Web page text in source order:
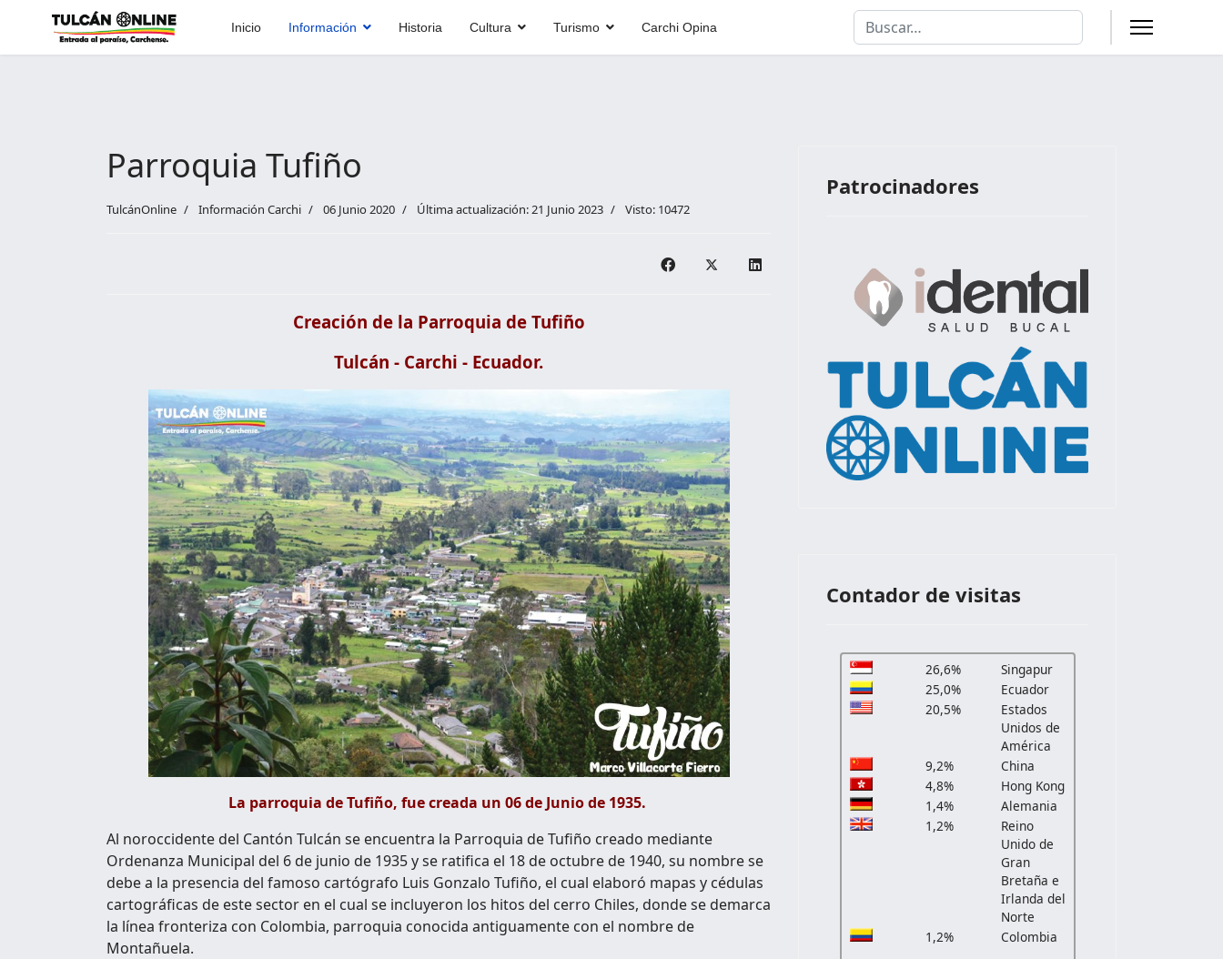
Inicio Información Historia Cultura Turismo Carchi Opina
Buscar
Type 2 or more characters for results.
Parroquia Tufiño
TulcánOnline Información Carchi 06 Junio 2020 Última actualización: 21 Junio 2023 Visto: 10472
Creación de la Parroquia de Tufiño
Tulcán - Carchi - Ecuador.
La parroquia de Tufiño, fue creada un 06 de Junio de 1935.
Al noroccidente del Cantón Tulcán se encuentra la Parroquia de Tufiño creado mediante
Ordenanza Municipal del 6 de junio de 1935 y se ratifica el 18 de octubre de 1940, su nombre se
debe a la presencia del famoso cartógrafo Luis Gonzalo Tufiño, el cual elaboró mapas y cédulas
cartográficas de este sector en el cual se incluyeron los hitos del cerro Chiles, donde se demarca
la línea fronteriza con Colombia, parroquia conocida antiguamente con el nombre de
Montañuela.
Patrocinadores
Contador de visitas
26,6%
Singapur
25,0%
Ecuador
20,5%
Estados
Unidos de
América
9,2%
China
4,8%
Hong Kong
1,4%
Alemania
1,2%
Reino
Unido de
Gran
Bretaña e
Irlanda del
Norte
1,2%
Colombia